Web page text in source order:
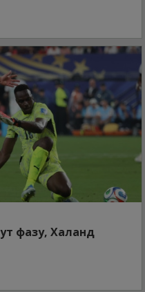
фазу, Халанд